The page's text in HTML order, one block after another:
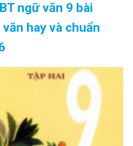
ngữ văn 9 bài
hay và chuẩn